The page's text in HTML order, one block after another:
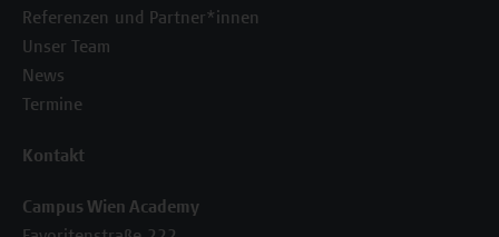
Referenzen und Partner*innen
Unser Team
News
Termine
Kontakt
Campus Wien Academy